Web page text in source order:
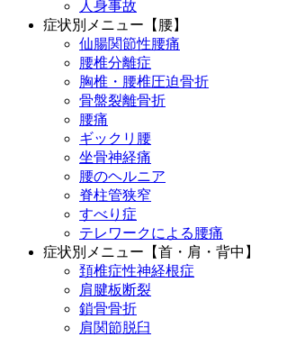
人身事故
症状別メニュー【腰】
仙腸関節性腰痛
腰椎分離症
胸椎・腰椎圧迫骨折
骨盤裂離骨折
腰痛
ギックリ腰
坐骨神経痛
腰のヘルニア
脊柱管狭窄
すべり症
テレワークによる腰痛
症状別メニュー【首・肩・背中】
頚椎症性神経根症
肩腱板断裂
鎖骨骨折
肩関節脱臼